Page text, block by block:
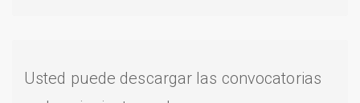
Usted puede descargar las convocatorias